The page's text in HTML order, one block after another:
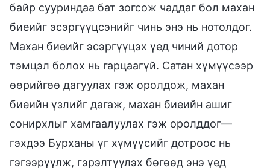
байр сууриндаа бат зогсож чаддаг бол махан
биеийг эсэргүүцсэнийг чинь энэ нь нотолдог.
Махан биеийг эсэргүүцэх үед чиний дотор
тэмцэл болох нь гарцаагүй. Сатан хүмүүсээр
өөрийгөө дагуулах гэж оролдож, махан
биеийн үзлийг дагаж, махан биеийн ашиг
сонирхлыг хамгаалуулах гэж оролддог—
гэхдээ Бурханы үг хүмүүсийг дотроос нь
гэгээрүүлж, гэрэлтүүлэх бөгөөд энэ үед